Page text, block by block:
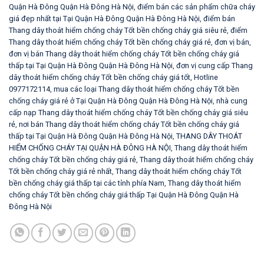
Quận Hà Đông Quận Hà Đông Hà Nội điểm bán các sản phẩm chữa cháy
giá đẹp nhất tại Tại Quận Hà Đông Quận Hà Đông Hà Nội điểm bán
Thang dây thoát hiểm chống cháy Tốt bền chống cháy giá siêu rẻ điểm
Thang dây thoát hiểm chống cháy Tốt bền chống cháy giá rẻ đơn vị bán
đơn vị bán Thang dây thoát hiểm chống cháy Tốt bền chống cháy giá
thấp tại Tại Quận Hà Đông Quận Hà Đông Hà Nội đơn vị cung cấp Thang
dây thoát hiểm chống cháy Tốt bền chống cháy giá tốt Hotline
0977172114, mua các loại Thang dây thoát hiểm chống cháy Tốt bền
chống cháy giá rẻ ở Tại Quận Hà Đông Quận Hà Đông Hà Nội nhà cung
cấp nạp Thang dây thoát hiểm chống cháy Tốt bền chống cháy giá siêu
rẻ nơi bán Thang dây thoát hiểm chống cháy Tốt bền chống cháy giá
thấp tại Tại Quận Hà Đông Quận Hà Đông Hà Nội THANG DÂY THOÁT
HIỂM CHỐNG CHÁY TẠI QUẬN HÀ ĐÔNG HÀ NỘI Thang dây thoát hiểm
chống cháy Tốt bền chống cháy giá rẻ Thang dây thoát hiểm chống cháy
Tốt bền chống cháy giá rẻ nhất Thang dây thoát hiểm chống cháy Tốt
bền chống cháy giá thấp tại các tỉnh phía Nam Thang dây thoát hiểm
chống cháy Tốt bền chống cháy giá thấp Tại Quận Hà Đông Quận Hà
Đông Hà Nội